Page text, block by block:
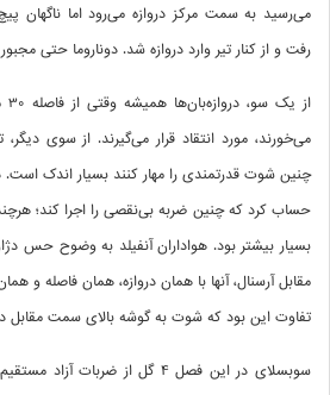
می‌رسید به سمت مرکز دروازه می‌رود اما ناگهان
رفت و از کنار تیر وارد دروازه شد. دوناروما حتی
می‌خورند، مورد انتقاد قرار می‌گیرند. از سوی دیگر،
چنین شوت قدرتمندی را مهار کنند بسیار اندک
حساب کرد که چنین ضربه بی‌نقصی را اجرا کند؛
بسیار بیشتر بود. هواداران آنفیلد به‌ وضوح حس
مقابل آرسنال، آنها با همان دروازه، همان فاصله و
تفاوت این بود که شوت به گوشه بالای سمت مقابل
سوبسلای در این فصل 4 گل از